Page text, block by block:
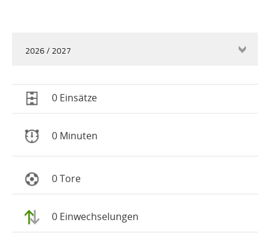
2026 / 2027
0 Einsätze
0 Minuten
0 Tore
0 Einwechselungen